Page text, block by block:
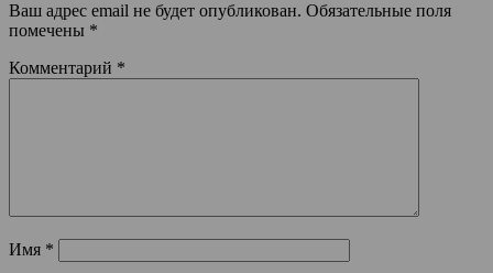
Ваш адрес email не будет опубликован. Обязательные поля
помечены *
Комментарий *
Имя *